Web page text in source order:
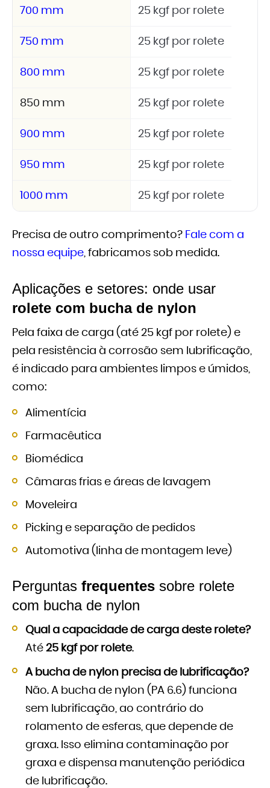
700 mm 25 kgf por rolete
750 mm 25 kgf por rolete
800 mm 25 kgf por rolete
850 mm 25 kgf por rolete
900 mm 25 kgf por rolete
950 mm 25 kgf por rolete
1000 mm 25 kgf por rolete
Precisa de outro comprimento? Fale com a
nossa equipe, fabricamos sob medida.
Aplicações e setores: onde usar
rolete com bucha de nylon
Pela faixa de carga (até 25 kgf por rolete) e
pela resistência à corrosão sem lubrificação,
é indicado para ambientes limpos e úmidos,
como:
Alimentícia
Farmacêutica
Biomédica
Câmaras frias e áreas de lavagem
Moveleira
Picking e separação de pedidos
Automotiva (linha de montagem leve)
Perguntas frequentes sobre rolete
com bucha de nylon
Qual a capacidade de carga deste rolete?
Até 25 kgf por rolete.
A bucha de nylon precisa de lubrificação?
Não. A bucha de nylon (PA 6.6) funciona
sem lubrificação, ao contrário do
rolamento de esferas, que depende de
graxa. Isso elimina contaminação por
graxa e dispensa manutenção periódica
de lubrificação.